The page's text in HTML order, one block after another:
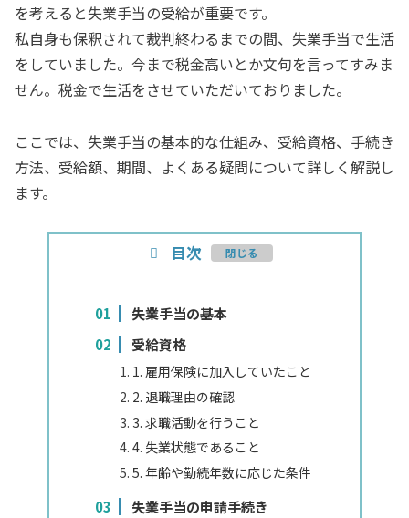
を考えると失業手当の受給が重要です。
私自身も保釈されて裁判終わるまでの間、失業手当で生活
をしていました。今まで税金高いとか文句を言ってすみま
せん。税金で生活をさせていただいておりました。
ここでは、失業手当の基本的な仕組み、受給資格、手続き
方法、受給額、期間、よくある疑問について詳しく解説し
ます。
目次
失業手当の基本
受給資格
1. 雇用保険に加入していたこと
2. 退職理由の確認
3. 求職活動を行うこと
4. 失業状態であること
5. 年齢や勤続年数に応じた条件
失業手当の申請手続き